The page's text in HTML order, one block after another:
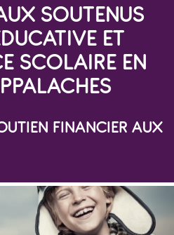
SOUTENUS
ET
SCOLAIRE EN
FINANCIER AUX